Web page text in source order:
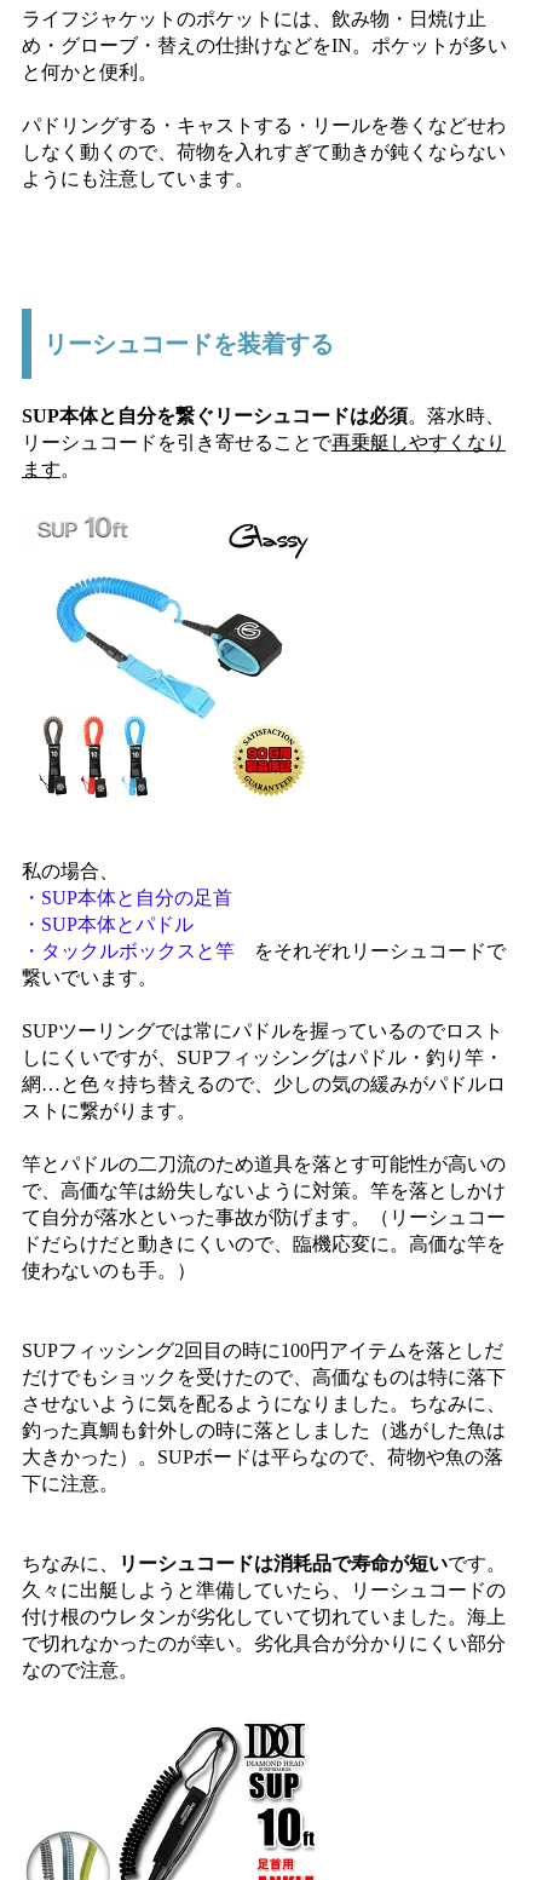
ライフジャケットのポケットには、飲み物・日焼け止
め・グローブ・替えの仕掛けなどをIN。ポケットが多い
と何かと便利。
パドリングする・キャストする・リールを巻くなどせわ
しなく動くので、荷物を入れすぎて動きが鈍くならない
ようにも注意しています。
リーシュコードを装着する
SUP本体と自分を繋ぐリーシュコードは必須。落水時、
リーシュコードを引き寄せることで再乗艇しやすくなり
ます。
私の場合、
・SUP本体と自分の足首
・SUP本体とパドル
・タックルボックスと竿 をそれぞれリーシュコードで
繋いでいます。
SUPツーリングでは常にパドルを握っているのでロスト
しにくいですが、SUPフィッシングはパドル・釣り竿・
網…と色々持ち替えるので、少しの気の緩みがパドルロ
ストに繋がります。
竿とパドルの二刀流のため道具を落とす可能性が高いの
で、高価な竿は紛失しないように対策。竿を落としかけ
て自分が落水といった事故が防げます。（リーシュコー
ドだらけだと動きにくいので、臨機応変に。高価な竿を
使わないのも手。）
SUPフィッシング2回目の時に100円アイテムを落としだ
だけでもショックを受けたので、高価なものは特に落下
させないように気を配るようになりました。ちなみに、
釣った真鯛も針外しの時に落としました（逃がした魚は
大きかった）。SUPボードは平らなので、荷物や魚の落
下に注意。
ちなみに、 リーシュコードは消耗品で寿命が短いです。
久々に出艇しようと準備していたら、リーシュコードの
付け根のウレタンが劣化していて切れていました。海上
で切れなかったのが幸い。劣化具合が分かりにくい部分
なので注意。